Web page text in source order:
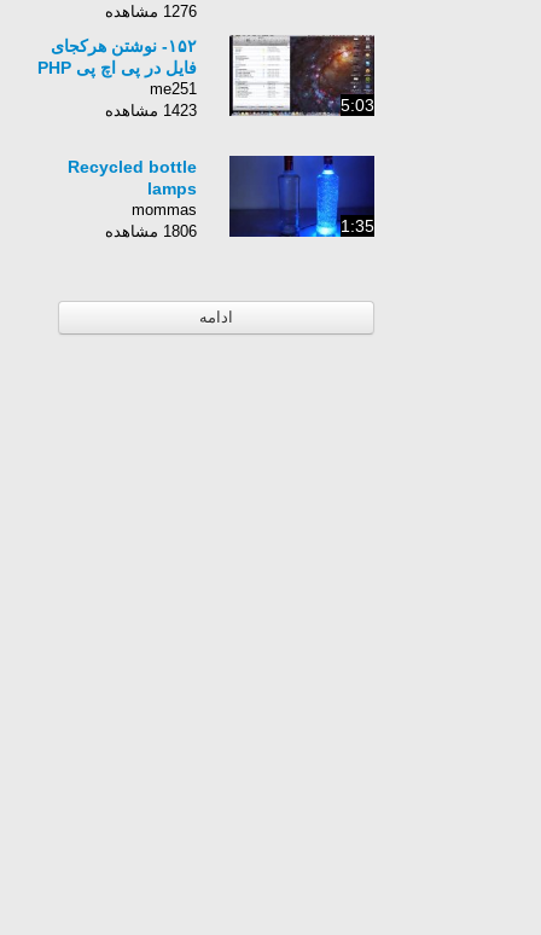
1276 مشاهده
5:03
۱۵۲- نوشتن هرکجای
فایل در پی اچ پی PHP
me251
1423 مشاهده
1:35
Recycled bottle
lamps
mommas
1806 مشاهده
ادامه